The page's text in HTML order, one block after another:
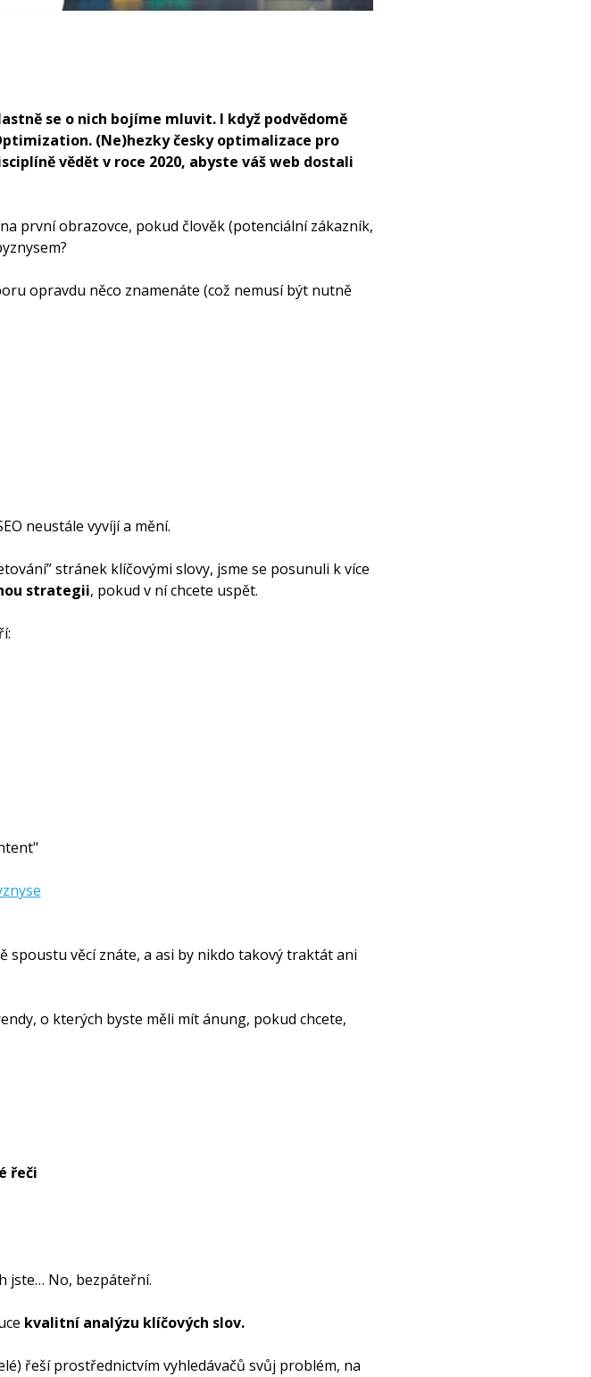
se o nich bojíme mluvit. I když podvědomě
(Ne)hezky česky optimalizace pro
vědět v roce 2020, abyste váš web dostali
první obrazovce, pokud člověk (potenciální zákazník,
opravdu něco znamenáte (což nemusí být nutně
neustále vyvíjí a mění.
stránek klíčovými slovy, jsme se posunuli k více
strategii, pokud v ní chcete uspět.
spoustu věcí znáte, a asi by nikdo takový traktát ani
o kterých byste měli mít ánung, pokud chcete,
řeči
jste… No, bezpáteřní.
kvalitní analýzu klíčových slov.
řeší prostřednictvím vyhledávačů svůj problém, na